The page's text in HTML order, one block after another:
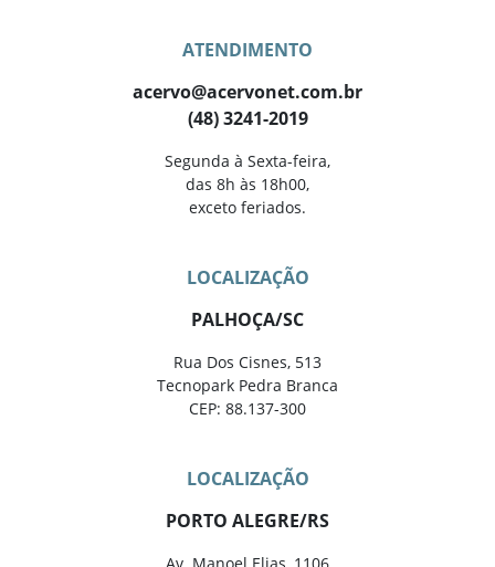
ATENDIMENTO
acervo@acervonet.com.br
(48) 3241-2019
Segunda à Sexta-feira,
das 8h às 18h00,
exceto feriados.
LOCALIZAÇÃO
PALHOÇA/SC
Rua Dos Cisnes, 513
Tecnopark Pedra Branca
CEP: 88.137-300
LOCALIZAÇÃO
PORTO ALEGRE/RS